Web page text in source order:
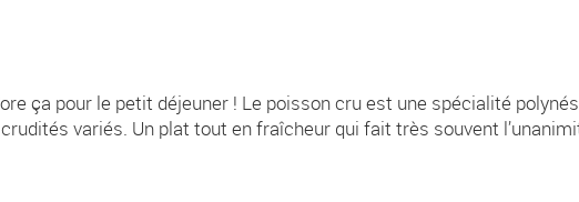
ça pour le petit déjeuner ! Le poisson cru est une spécialité
variés. Un plat tout en fraîcheur qui fait très souvent